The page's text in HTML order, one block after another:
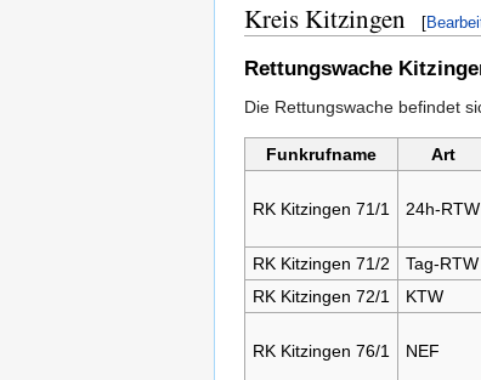
Kreis Kitzingen [
Rettungswache
Die Rettungswache befindet
Funkrufname Art
RK Kitzingen 71/1 24h-RTW
RK Kitzingen 71/2 Tag-RTW
RK Kitzingen 72/1
KTW
RK Kitzingen 76/1 NEF